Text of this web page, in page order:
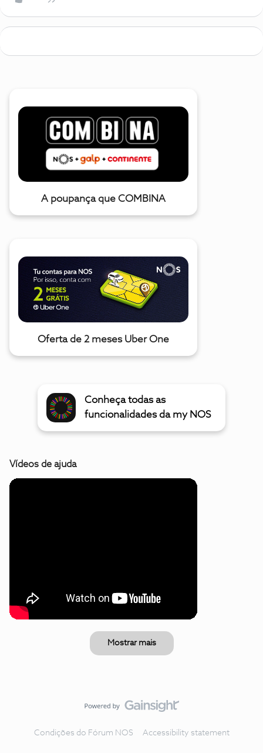
A poupança que COMBINA
Oferta de 2 meses Uber One
Conheça todas as
funcionalidades da my NOS
Vídeos de ajuda
Mostrar mais
Condições do Fórum NOS Accessibility statement